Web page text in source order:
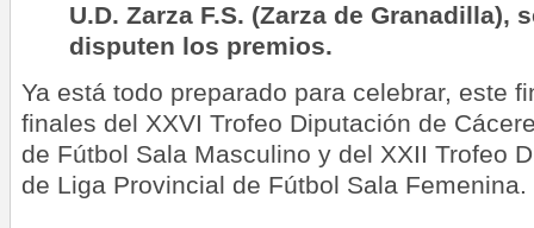
U.D. Zarza F.S. (Zarza de Granadilla),
disputen los premios.
Ya está todo preparado para celebrar, este
finales del XXVI Trofeo Diputación de
de Fútbol Sala Masculino y del XXII Trofeo
de Liga Provincial de Fútbol Sala Femenina.